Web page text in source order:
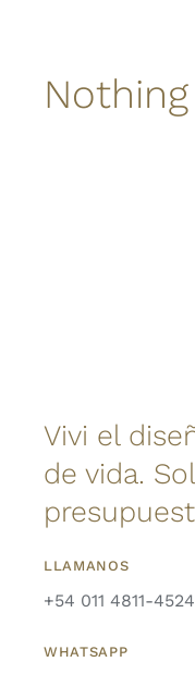
Vivi el
de vida.
LLAMANOS
+54 011 4811-
WHATSAPP